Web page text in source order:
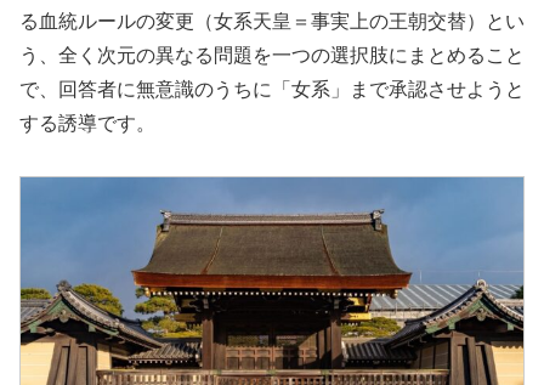
る血統ルールの変更（女系天皇＝事実上の王朝交替）とい
う、全く次元の異なる問題を一つの選択肢にまとめること
で、回答者に無意識のうちに「女系」まで承認させようと
する誘導です。